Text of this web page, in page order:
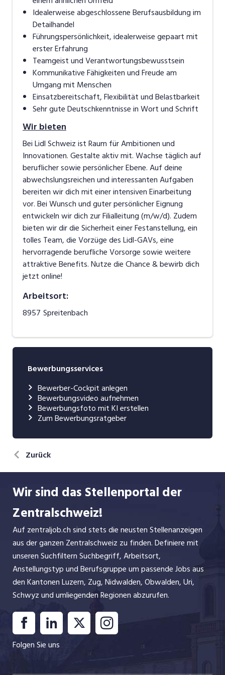
Idealerweise abgeschlossene Berufsausbildung im
Detailhandel
Führungspersönlichkeit, idealerweise gepaart mit
erster Erfahrung
Teamgeist und Verantwortungsbewusstsein
Kommunikative Fähigkeiten und Freude am
Umgang mit Menschen
Einsatzbereitschaft, Flexibilität und Belastbarkeit
Sehr gute Deutschkenntnisse in Wort und Schrift
Wir bieten
Bei Lidl Schweiz ist Raum für Ambitionen und
Innovationen. Gestalte aktiv mit. Wachse täglich auf
beruflicher sowie persönlicher Ebene. Auf deine
abwechslungsreichen und interessanten Aufgaben
bereiten wir dich mit einer intensiven Einarbeitung
vor. Bei Wunsch und guter persönlicher Eignung
entwickeln wir dich zur Filialleitung (m/w/d). Zudem
bieten wir dir die Sicherheit einer Festanstellung, ein
tolles Team, die Vorzüge des Lidl-GAVs, eine
hervorragende berufliche Vorsorge sowie weitere
attraktive Benefits. Nutze die Chance & bewirb dich
jetzt online!
Arbeitsort:
8957 Spreitenbach
Bewerbungsservices
Bewerber-Cockpit anlegen
Bewerbungsvideo aufnehmen
Bewerbungsfoto mit KI erstellen
Zum Bewerbungsratgeber
Zurück
Wir sind das Stellenportal der
Zentralschweiz!
Auf zentraljob.ch sind stets die neusten Stellenanzeigen
aus der ganzen Zentralschweiz zu finden. Definiere mit
unseren Suchfiltern Suchbegriff, Arbeitsort,
Anstellungstyp und Berufsgruppe um passende Jobs aus
den Kantonen Luzern, Zug, Nidwalden, Obwalden, Uri,
Schwyz und umliegenden Regionen abzurufen.
Folgen Sie uns